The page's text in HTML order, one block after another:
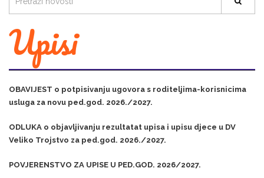
Upisi
OBAVIJEST o potpisivanju ugovora s roditeljima-korisnicima
usluga za novu ped.god. 2026./2027.
ODLUKA o objavljivanju rezultatat upisa i upisu djece u DV
Veliko Trojstvo za ped.god. 2026./2027.
POVJERENSTVO ZA UPISE U PED.GOD. 2026/2027.